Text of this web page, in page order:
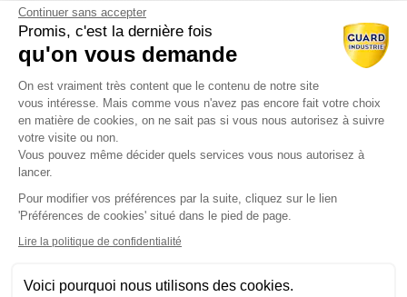
Le soin des bétons
L’esthétique des bétons
Industriels
Retours aux Univers
Accueil
Produits
Ressources
Contact commercial
Nos Produits
Tous les produits
Par gammes
Continuer sans accepter
Promis, c'est la dernière fois
qu'on vous demande
Plateforme de Gestion du
On est vraiment très content que le contenu de notre site
vous intéresse. Mais comme vous n'avez pas encore fait votre choix
en matière de cookies, on ne sait pas si vous nous autorisez à suivre
votre visite ou non.
Vous pouvez même décider quels services vous nous autorisez à
lancer.
Pour modifier vos préférences par la suite, cliquez sur le lien
'Préférences de cookies' situé dans le pied de page.
Lire la politique de confidentialité
Voici pourquoi nous utilisons des cookies.
Axeptio consent